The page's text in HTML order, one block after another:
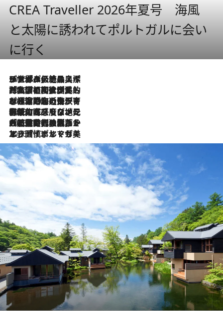
CREA Traveller 2026年夏号 海風
と太陽に誘われてポルトガルに会い
に行く
2026.8.8
リスボンの絶品スイーツ「パステル・デ・ナタ」とは？ポルトガル伝統の奥深い世界へ
2026.7.27
「私の祖国はポルトガル語です」国民的詩人フェルナンド・ペソアと、彼が愛した文学の街を歩く
2026.7.26
ポルトガル近海が育む極上の海の幸。キリリと冷えた白ワインと愉しむ、シーフード専門店の贅沢
2026.7.22
伝統の味をモダンに昇華。高感度な地元客が集う、リスボンの最旬ガストロノミー
2026.7.21
大航海時代の栄華から、震災、独裁、そして革命へ。ポルトガル・首都リスボンの石畳に刻まれた「歴史の光と影」
2026.7.13
エッセイ・ヤマザキマリ「慎ましくも美しき国 ポルトガル」